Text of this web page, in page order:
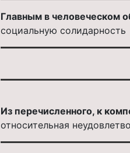
Главным в человеческом
социальную солидарность
Из перечисленного, к
относительная